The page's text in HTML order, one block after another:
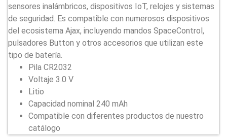
sensores inalámbricos, dispositivos IoT, relojes y sistemas
de seguridad. Es compatible con numerosos dispositivos
del ecosistema Ajax, incluyendo mandos SpaceControl,
pulsadores Button y otros accesorios que utilizan este
tipo de batería.
Pila CR2032
Voltaje 3.0 V
Litio
Capacidad nominal 240 mAh
Compatible con diferentes productos de nuestro
catálogo